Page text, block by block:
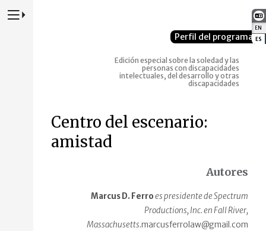
EN
ES
Presione para alternar la navegación principal del sitio web
Perfil del programa
Edición especial sobre la soledad y las
personas con discapacidades
intelectuales, del desarrollo y otras
discapacidades
Centro del escenario:
amistad
Autores
Marcus D. Ferroes presidente de Spectrum
Productions, Inc. en Fall River,
Massachusetts.marcusferrolaw@gmail.com